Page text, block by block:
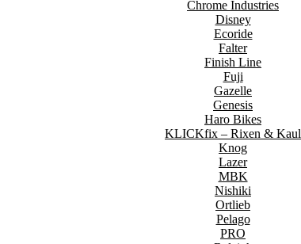
Chrome Industries
Disney
Ecoride
Falter
Finish Line
Fuji
Gazelle
Genesis
Haro Bikes
KLICKfix – Rixen & Kaul
Knog
Lazer
MBK
Nishiki
Ortlieb
Pelago
PRO